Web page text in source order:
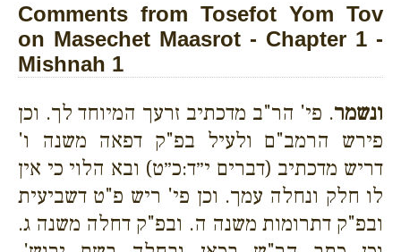
Comments from Tosefot Yom Tov
on Masechet Maasrot - Chapter 1 -
Mishnah 1
ונשמר. פי' הר"ב מדכתיב זרעך המיוחד לך. וכן
פירש הרמב"ם ולעיל בפ"ק דפאה משנה ו'
דריש מדכתיב (דברים י״ד:כ״ט) ובא הלוי כי אין
לו חלק ונחלה עמך. וכן פי' ריש פ"ט דשביעית
ובפ"ק דתרומות משנה ה. ובפ"ק דחלה משנה ג.